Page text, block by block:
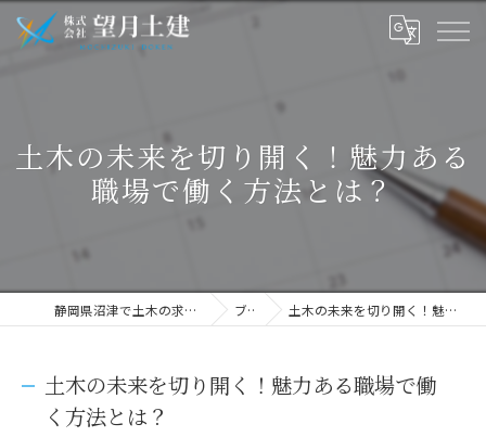
土木の未来を切り開く！魅力ある
職場で働く方法とは？
静岡県沼津で土木の求人なら株式会社望月土建 ブログ 土木の未来を切り開く！魅力ある職場で働く方法とは？
土木の未来を切り開く！魅力ある職場で働
く方法とは？